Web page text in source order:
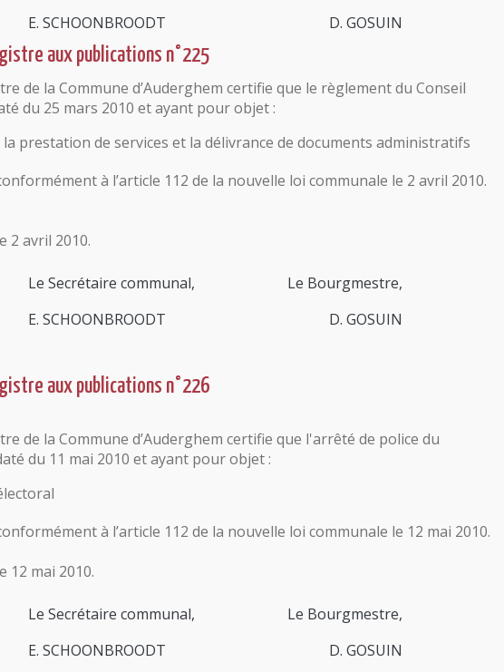
E. SCHOONBROODT
D. GOSUIN
aux publications n°225
de la Commune d’Auderghem certifie que le règlement du Conseil
du 25 mars 2010 et ayant pour objet :
prestation de services et la délivrance de documents administratifs
à l’article 112 de la nouvelle loi communale le 2 avril 2010.
2 avril 2010.
Le Secrétaire communal,
Le Bourgmestre,
E. SCHOONBROODT
D. GOSUIN
aux publications n°226
de la Commune d’Auderghem certifie que l'arrêté de police du
du 11 mai 2010 et ayant pour objet :
à l’article 112 de la nouvelle loi communale le 12 mai 2010.
12 mai 2010.
Le Secrétaire communal,
Le Bourgmestre,
E. SCHOONBROODT
D. GOSUIN